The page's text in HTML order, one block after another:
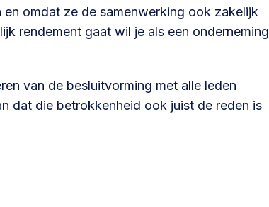
omdat ze de samenwerking ook zakelijk
rendement gaat wil je als een onderneming
van de besluitvorming met alle leden
dat die betrokkenheid ook juist de reden is